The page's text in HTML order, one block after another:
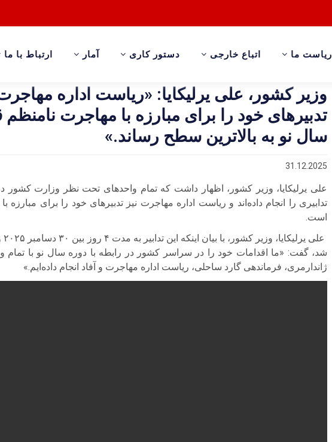
ریاست ما اتباع خارجی دستور کاری آمار ارتباط با ما
وزیر کشور، علی یرلیکایا: «ریاست اداره
تدبیرهای خود را برای مبارزه با مهاجرت نامنظم
سال نو به بالاترین سطح رساند.»
31.12.2025
علی یرلیکایا، وزیر کشور، اظهار داشت که تمام واحدهای تحت نظر وزارت
تدابیری را انجام داده‌اند و ریاست اداره مهاجرت نیز تدبیرهای خود را برای
است.
علی یرلیکایا، وزیر کشور، با بیان اینکه این تدابیر به مدت ۴ روز بین ۳۰دسامبر ۲۰۲۵
شد، گفت: «ما اقدامات خود را در سراسر کشور در رابطه با دوره سال نو با تمام
ژاندارمری، فرماندهی گارد ساحلی، ریاست اداره مهاجرت و آفاد انجام داده‌ایم.»